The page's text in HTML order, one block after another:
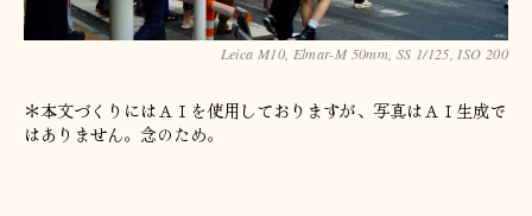
Leica M10, Elmar-M 50mm, SS 1/125, ISO 200
＊本文づくりにはＡＩを使用しておりますが、写真はＡＩ生成で
はありません。念のため。